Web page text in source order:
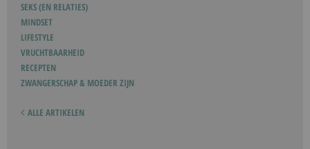
SEKS (EN RELATIES)
MINDSET
LIFESTYLE
VRUCHTBAARHEID
RECEPTEN
ZWANGERSCHAP & MOEDER ZIJN
ALLE ARTIKELEN